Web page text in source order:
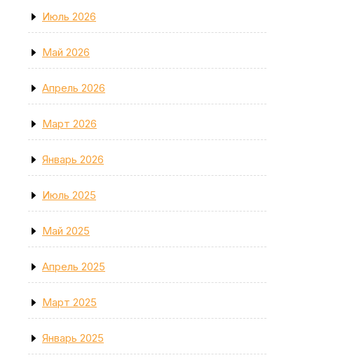
Июль 2026
Май 2026
Апрель 2026
Март 2026
Январь 2026
Июль 2025
Май 2025
Апрель 2025
Март 2025
Январь 2025